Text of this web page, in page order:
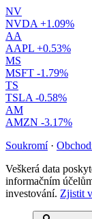
NV
NVDA +1.09%
AA
AAPL +0.53%
MS
MSFT -1.79%
TS
TSLA -0.58%
AM
AMZN -3.17%
Soukromí ·
Veškerá data
informačním
investování. Zjistit